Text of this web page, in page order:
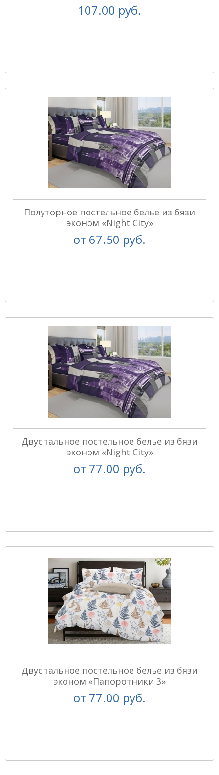
107.00 руб.
Полуторное постельное белье из бязи
эконом «Night City»
от 67.50 руб.
Двуспальное постельное белье из бязи
эконом «Night City»
от 77.00 руб.
Двуспальное постельное белье из бязи
эконом «Папоротники 3»
от 77.00 руб.